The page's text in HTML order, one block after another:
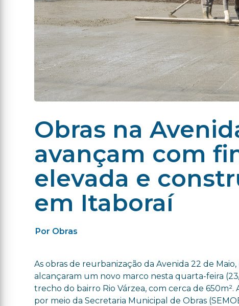
Obras na
avançam com
elevada e
em Itaboraí
Por Obras
As obras de reurbanização da Avenida 22 de
alcançaram um novo marco nesta quarta-feira
trecho do bairro Rio Várzea, com cerca de
por meio da Secretaria Municipal de Obras